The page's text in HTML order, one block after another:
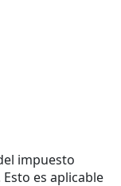
impuesto
es aplicable